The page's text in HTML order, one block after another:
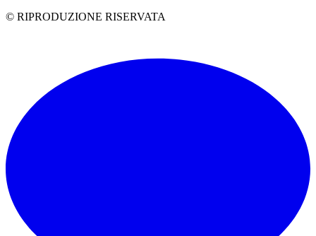
© RIPRODUZIONE RISERVATA